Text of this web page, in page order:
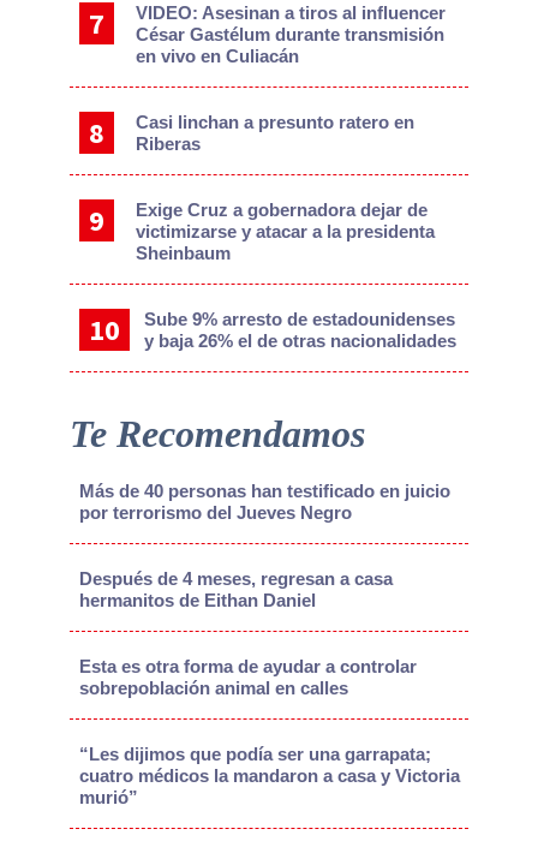
VIDEO: Asesinan a tiros al influencer
César Gastélum durante transmisión
en vivo en Culiacán
Casi linchan a presunto ratero en
Riberas
Exige Cruz a gobernadora dejar de
victimizarse y atacar a la presidenta
Sheinbaum
Sube 9% arresto de estadounidenses
y baja 26% el de otras nacionalidades
Te Recomendamos
Más de 40 personas han testificado en juicio
por terrorismo del Jueves Negro
Después de 4 meses, regresan a casa
hermanitos de Eithan Daniel
Esta es otra forma de ayudar a controlar
sobrepoblación animal en calles
“Les dijimos que podía ser una garrapata;
cuatro médicos la mandaron a casa y Victoria
murió”